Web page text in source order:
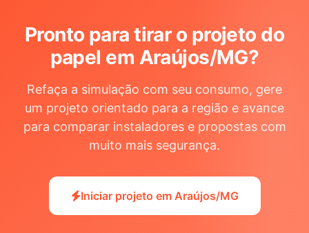
Pronto para tirar o projeto do
papel em Araújos/MG?
Refaça a simulação com seu consumo, gere
um projeto orientado para a região e avance
para comparar instaladores e propostas com
muito mais segurança.
Iniciar projeto em Araújos/MG